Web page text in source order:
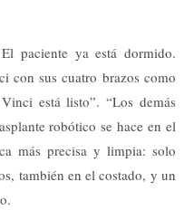
paciente ya está dormido.
con sus cuatro brazos como
está listo”. “Los demás
robótico se hace en el
más precisa y limpia: solo
también en el costado, y un